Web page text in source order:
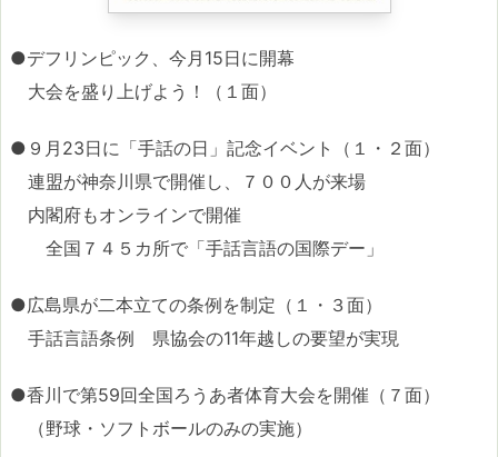
●デフリンピック、今月15日に開幕
大会を盛り上げよう！（１面）
●９月23日に「手話の日」記念イベント（１・２面）
連盟が神奈川県で開催し、７００人が来場
内閣府もオンラインで開催
全国７４５カ所で「手話言語の国際デー」
●広島県が二本立ての条例を制定（１・３面）
手話言語条例 県協会の11年越しの要望が実現
●香川で第59回全国ろうあ者体育大会を開催（７面）
（野球・ソフトボールのみの実施）